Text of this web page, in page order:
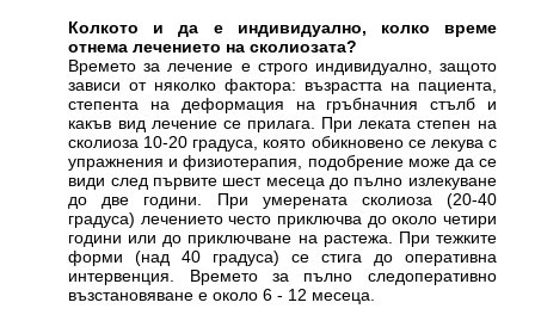
Колкото и да е индивидуално, колко време
отнема лечението на сколиозата?
Времето за лечение е строго индивидуално, защото
зависи от няколко фактора: възрастта на пациента,
степента на деформация на гръбначния стълб и
какъв вид лечение се прилага. При леката степен на
сколиоза 10-20 градуса, която обикновено се лекува с
упражнения и физиотерапия, подобрение може да се
види след първите шест месеца до пълно излекуване
до две години. При умерената сколиоза (20-40
градуса) лечението често приключва до около четири
години или до приключване на растежа. При тежките
форми (над 40 градуса) се стига до оперативна
интервенция. Времето за пълно следоперативно
възстановяване е около 6 - 12 месеца.